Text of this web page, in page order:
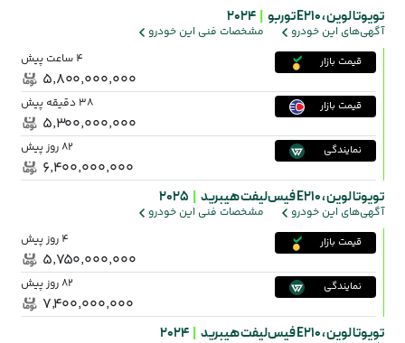
تویوتا لوین ،E210 توربو 2024
آگهی‌های این خودرو مشخصات فنی این خودرو
قیمت بازار 4 ساعت پیش
۵٬۸۰۰٬۰۰۰٬۰۰۰
قیمت بازار 38 دقیقه پیش
۵٬۳۰۰٬۰۰۰٬۰۰۰
نمایندگی 82 روز پیش
۶٬۴۰۰٬۰۰۰٬۰۰۰
تویوتا لوین ،E210 فیس‌لیفت هیبرید 2025
آگهی‌های این خودرو مشخصات فنی این خودرو
قیمت بازار 4 روز پیش
۵٬۷۵۰٬۰۰۰٬۰۰۰
نمایندگی 82 روز پیش
۷٬۴۰۰٬۰۰۰٬۰۰۰
تویوتا لوین ،E210 فیس‌لیفت هیبرید 2024